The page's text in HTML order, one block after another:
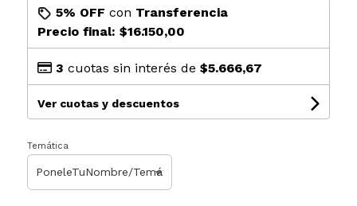
5% OFF con Transferencia
Precio final: $16.150,00
3 cuotas sin interés de $5.666,67
Ver cuotas y descuentos
Temática